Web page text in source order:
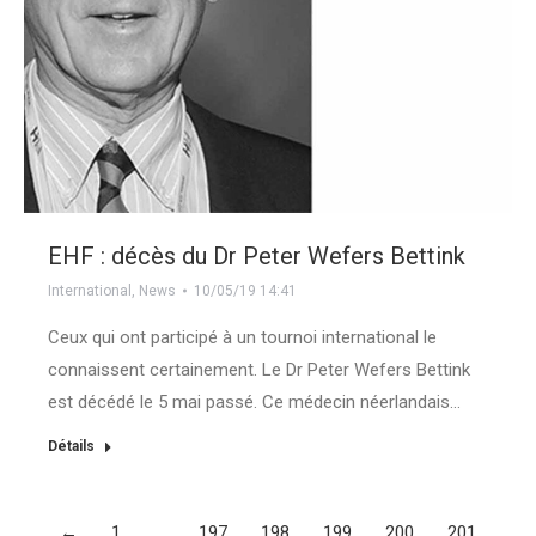
EHF : décès du Dr Peter Wefers Bettink
International , News 10/05/19 14:41
Ceux qui ont participé à un tournoi international le
connaissent certainement. Le Dr Peter Wefers Bettink
est décédé le 5 mai passé. Ce médecin néerlandais…
Détails